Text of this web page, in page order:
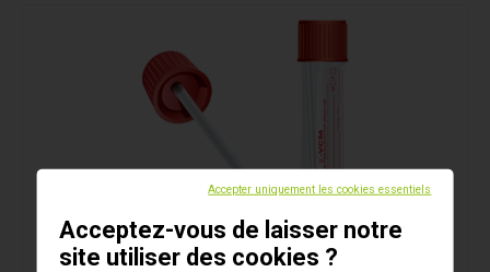
Accepter uniquement les cookies essentiels
Acceptez-vous de laisser notre
site utiliser des cookies ?